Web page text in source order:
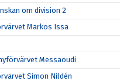
om division 2
Markos Issa
Messaoudi
Simon Nildén